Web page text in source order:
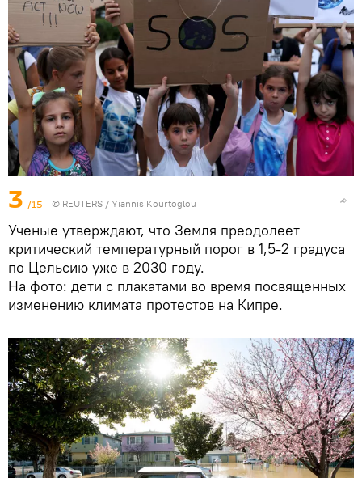
3 /15 © REUTERS / Yiannis Kourtoglou
Ученые утверждают, что Земля преодолеет
критический температурный порог в 1,5-2 градуса
по Цельсию уже в 2030 году.
На фото: дети с плакатами во время посвященных
изменению климата протестов на Кипре.